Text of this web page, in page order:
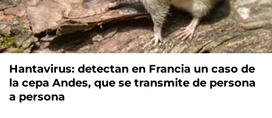
Hantavirus: detectan en Francia un caso de
la cepa Andes, que se transmite de persona
a persona